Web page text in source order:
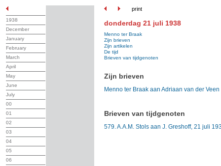
print
1938
December
January
February
March
April
May
June
July
00
01
02
03
04
05
06
donderdag 21 juli 1938
Menno ter Braak
Zijn brieven
Zijn artikelen
De tijd
Brieven van tijdgenoten
Zijn brieven
Menno ter Braak aan Adriaan van der Veen
Brieven van tijdgenoten
579. A.A.M. Stols aan J. Greshoff, 21 juli